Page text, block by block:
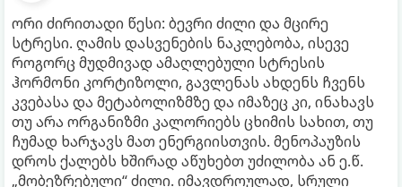
ორი ძირითადი წესი: ბევრი ძილი და მცირე
სტრესი. ღამის დასვენების ნაკლებობა, ისევე
როგორც მუდმივად ამაღლებული სტრესის
ჰორმონი კორტიზოლი, გავლენას ახდენს ჩვენს
კვებასა და მეტაბოლიზმზე და იმაზეც კი, ინახავს
თუ არა ორგანიზმი კალორიებს ცხიმის სახით, თუ
ჩუმად ხარჯავს მათ ენერგიისთვის. მენოპაუზის
დროს ქალებს ხშირად აწუხებთ უძილობა ან ე.წ.
„მობეზრებული“ ძილი. იმავდროულად, სრული